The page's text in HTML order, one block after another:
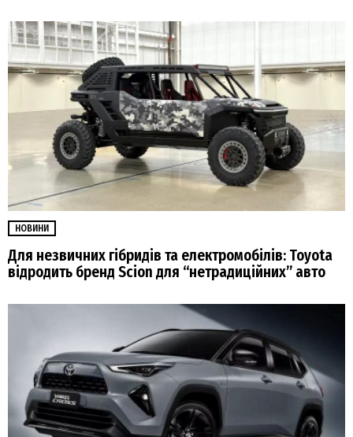
НОВИНИ
Для незвичних гібридів та електромобілів: Toyota
відродить бренд Scion для “нетрадиційних” авто